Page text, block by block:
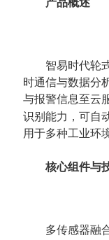
产品概述
智易时代轮
时通信与数据分
与报警信息至云
识别能力，可自
用于多种工业环
核心组件与
多传感器融